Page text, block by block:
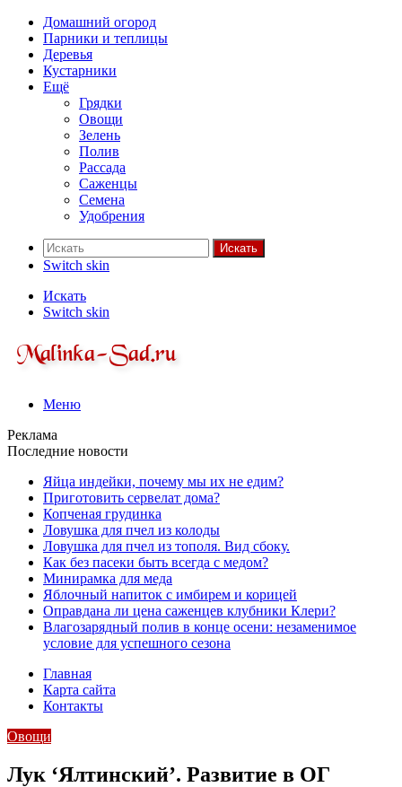
Домашний огород
Парники и теплицы
Деревья
Кустарники
Ещё
Грядки
Овощи
Зелень
Полив
Рассада
Саженцы
Семена
Удобрения
Искать
Switch skin
Искать
Switch skin
Меню
Реклама
Последние новости
Яйца индейки, почему мы их не едим?
Приготовить сервелат⁠⁠ дома?
Копченая грудинка
Ловушка для пчел из колоды
Ловушка для пчел из тополя. Вид сбоку.
Как без пасеки быть всегда с медом?
Минирамка для меда
Яблочный напиток с имбирем и корицей
Оправдана ли цена саженцев клубники Клери?
Влагозарядный полив в конце осени: незаменимое
условие для успешного сезона
Главная
Карта сайта
Контакты
Овощи
Лук ‘Ялтинский’. Развитие в ОГ